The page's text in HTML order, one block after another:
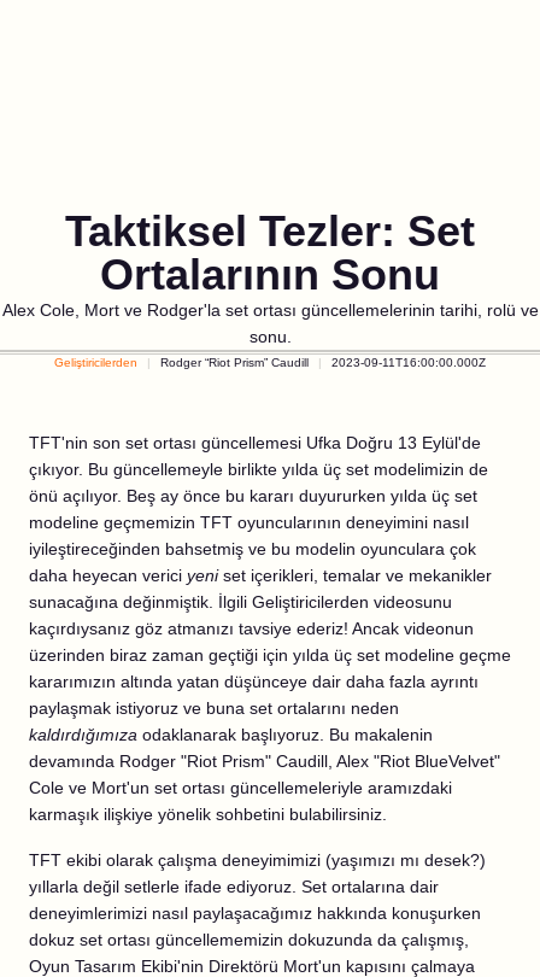
Taktiksel Tezler: Set
Ortalarının Sonu
Alex Cole, Mort ve Rodger'la set ortası güncellemelerinin tarihi, rolü ve
sonu.
Geliştiricilerden Rodger “Riot Prism” Caudill 2023-09-11T16:00:00.000Z
TFT'nin son set ortası güncellemesi Ufka Doğru 13 Eylül'de
çıkıyor. Bu güncellemeyle birlikte yılda üç set modelimizin de
önü açılıyor. Beş ay önce bu kararı duyururken yılda üç set
modeline geçmemizin TFT oyuncularının deneyimini nasıl
iyileştireceğinden bahsetmiş ve bu modelin oyunculara çok
daha heyecan verici yeniset içerikleri, temalar ve mekanikler
sunacağına değinmiştik. İlgili Geliştiricilerden videosunu
kaçırdıysanız göz atmanızı tavsiye ederiz! Ancak videonun
üzerinden biraz zaman geçtiği için yılda üç set modeline geçme
kararımızın altında yatan düşünceye dair daha fazla ayrıntı
paylaşmak istiyoruz ve buna set ortalarını neden
kaldırdığımıza odaklanarak başlıyoruz. Bu makalenin
devamında Rodger "Riot Prism" Caudill, Alex "Riot BlueVelvet"
Cole ve Mort'un set ortası güncellemeleriyle aramızdaki
karmaşık ilişkiye yönelik sohbetini bulabilirsiniz.
TFT ekibi olarak çalışma deneyimimizi (yaşımızı mı desek?)
yıllarla değil setlerle ifade ediyoruz. Set ortalarına dair
deneyimlerimizi nasıl paylaşacağımız hakkında konuşurken
dokuz set ortası güncellememizin dokuzunda da çalışmış,
Oyun Tasarım Ekibi'nin Direktörü Mort'un kapısını çalmaya